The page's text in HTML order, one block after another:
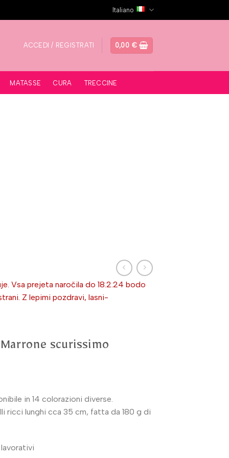
Italiano
ACCEDI / REGISTRATI 0,00 €
MATASSE CURA TRECCINE
Vsa prejeta naročila do 18.2.24 bodo
Z lepimi pozdravi, lasni-
scurissimo
in 14 colorazioni diverse.
ricci lunghi cca 35 cm, fatta da 180 g di